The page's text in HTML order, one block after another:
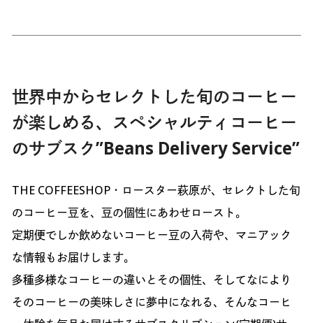
世界中からセレクトした旬のコーヒー
が楽しめる、スペシャルティコーヒー
のサブスク”Beans Delivery Service”
THE COFFEESHOP・ロースター萩原が、セレクトした旬
のコーヒー豆を、豆の個性にあわせロースト。
定期便でしか飲めないコーヒー豆の入荷や、マニアック
な情報もお届けします。
多種多様なコーヒーの違いとその個性、そしてなにより
そのコーヒーの美味しさに夢中になれる、そんなコーヒ